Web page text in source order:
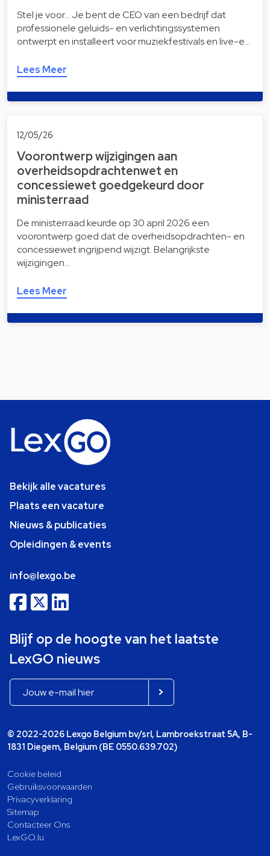
Stel je voor… Je bent de CEO van een bedrijf dat
professionele geluids- en verlichtingssystemen
ontwerpt en installeert voor muziekfestivals en live-e…
Lees Meer
12/05/26
Voorontwerp wijzigingen aan
overheidsopdrachtenwet en
concessiewet goedgekeurd door
ministerraad
De ministerraad keurde op 30 april 2026 een
voorontwerp goed dat de overheidsopdrachten- en
concessiewet ingrijpend wijzigt. Belangrijkste
wijzigingen…
Lees Meer
Bekijk alle vacatures
Plaats een vacature
Nieuws & publicaties
Opleidingen & events
info@lexgo.be
Blijf op de hoogte van het laatste
LexGO nieuws
© 2022-2026 Lexgo Belgium bv/srl, Lambroekstraat 5A, B-
1831 Diegem, Belgium (BE 0550.639.702)
Cookie beleid
Gebruiksvoorwaarden
Privacyverklaring
Sitemap
Contacteer Ons
LexGO.lu